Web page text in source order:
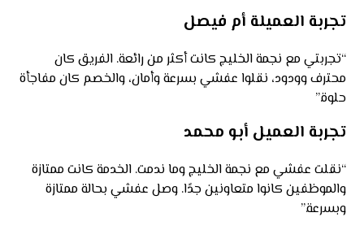
تجربة العميلة أم فيصل
“تجربتي مع نجمة الخليج كانت أكثر من رائعة. الفريق كان
محترف وودود، نقلوا عفشي بسرعة وأمان، والخصم كان مفاجأة
حلوة.”
تجربة العميل أبو محمد
“نقلت عفشي مع نجمة الخليج وما ندمت. الخدمة كانت ممتازة
والموظفين كانوا متعاونين جدًا. وصل عفشي بحالة ممتازة
وبسرعة.”